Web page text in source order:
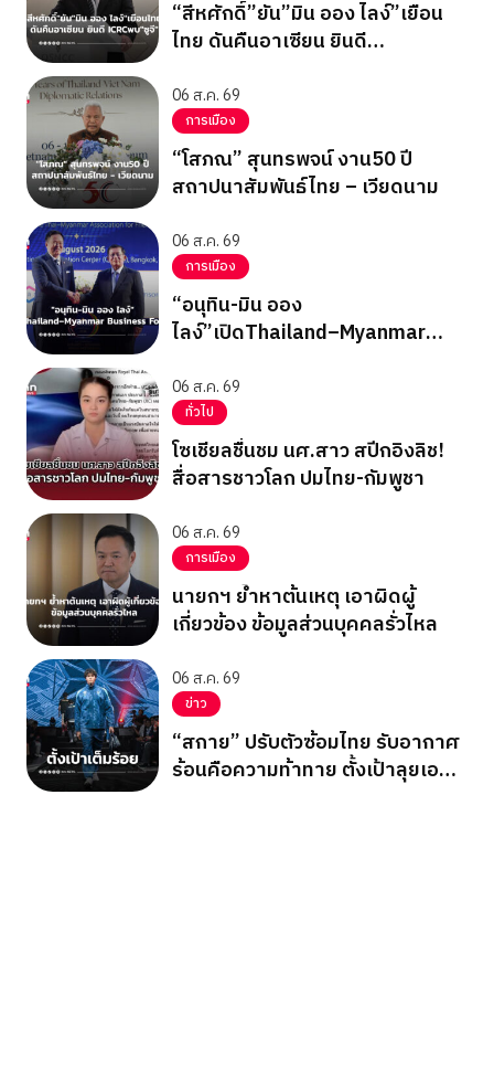
“สีหศักดิ์”ยัน”มิน ออง ไลง์”เยือน
ไทย ดันคืนอาเซียน ยินดี
06 ส.ค. 69
การเมือง
“โสภณ” สุนทรพจน์ งาน50 ปี
สถาปนาสัมพันธ์ไทย – เวียดนาม
06 ส.ค. 69
การเมือง
“อนุทิน-มิน ออง
ไลง์”เปิดThailand–Myanmar
06 ส.ค. 69
ทั่วไป
โซเชียลชื่นชม นศ.สาว สปีกอิงลิช!
สื่อสารชาวโลก ปมไทย-กัมพูชา
06 ส.ค. 69
การเมือง
นายกฯ ย้ำหาต้นเหตุ เอาผิดผู้
เกี่ยวข้อง ข้อมูลส่วนบุคคลรั่วไหล
06 ส.ค. 69
ข่าว
“สกาย” ปรับตัวซ้อมไทย รับอากาศ
ร้อนคือความท้าทาย ตั้งเป้าลุยเอ